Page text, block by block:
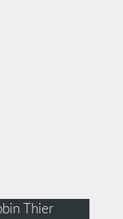
Thier